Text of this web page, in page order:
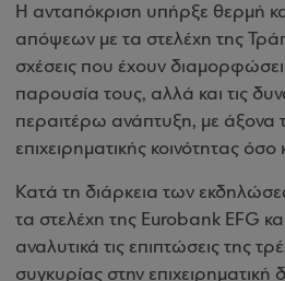
Η ανταπόκριση υπήρξε θερμή
απόψεων με τα στελέχη της
σχέσεις που έχουν
παρουσία τους, αλλά και τις
περαιτέρω ανάπτυξη, με άξονα
επιχειρηματικής κοινότητας όσο
Κατά τη διάρκεια των
τα στελέχη της Eurobank EFG
αναλυτικά τις επιπτώσεις της
συγκυρίας στην επιχειρηματική